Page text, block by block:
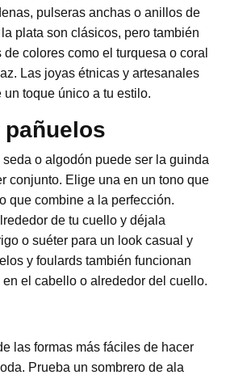
pulseras anchas o anillos de
plata son clásicos, pero también
colores como el turquesa o coral
Las joyas étnicas y artesanales
toque único a tu estilo.
o algodón puede ser la guinda
conjunto. Elige una en un tono que
que combine a la perfección.
de tu cuello y déjala
o suéter para un look casual y
y foulards también funcionan
el cabello o alrededor del cuello.
las formas más fáciles de hacer
Prueba un sombrero de ala